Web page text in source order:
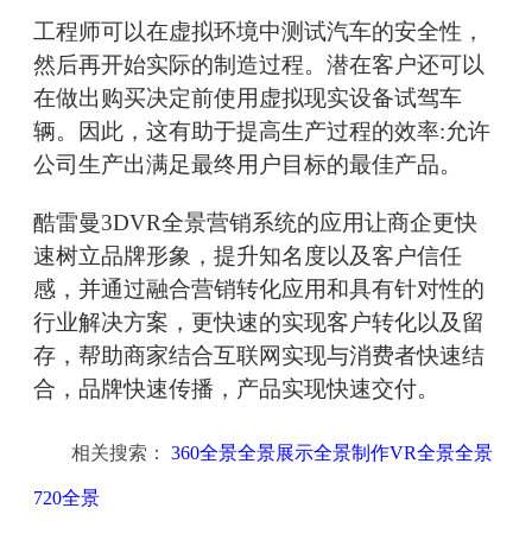
工程师可以在虚拟环境中测试汽车的安全性，
然后再开始实际的制造过程。潜在客户还可以
在做出购买决定前使用虚拟现实设备试驾车
辆。因此，这有助于提高生产过程的效率:允许
公司生产出满足最终用户目标的最佳产品。
酷雷曼3DVR全景营销系统的应用让商企更快
速树立品牌形象，提升知名度以及客户信任
感，并通过融合营销转化应用和具有针对性的
行业解决方案，更快速的实现客户转化以及留
存，帮助商家结合互联网实现与消费者快速结
合，品牌快速传播，产品实现快速交付。
相关搜索： 360全景全景展示全景制作VR全景全景
720全景